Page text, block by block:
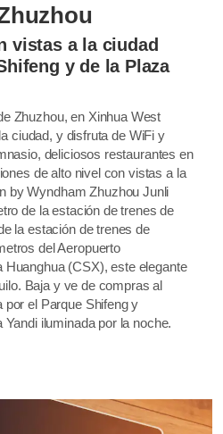
vistas a la ciudad
y de la Plaza
Zhuzhou, en Xinhua West
ciudad, y disfruta de WiFi y
deliciosos restaurantes en
de alto nivel con vistas a la
by Wyndham Zhuzhou Junli
de la estación de trenes de
la estación de trenes de
del Aeropuerto
Huanghua (CSX), este elegante
Baja y ve de compras al
por el Parque Shifeng y
iluminada por la noche.